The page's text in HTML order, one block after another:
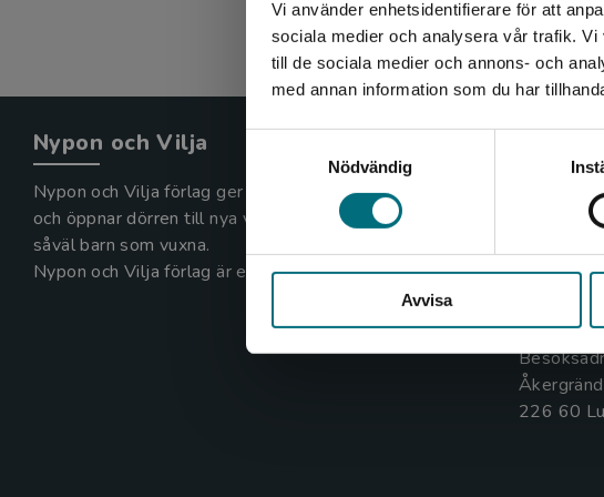
Vi använder enhetsidentifierare för att
sociala medier och analysera vår trafik.
till de sociala medier och annons- och
med annan information som du har
Nödvändig
Avvisa
Det
en enhet
utanför
Nypon och Vilja
Nypon och Vilja förlag ger ut böcker som väcker läslust
och öppnar dörren till nya världar och möjligheter för
såväl barn som vuxna.
Nypon och Vilja förlag är en del av Studentlitteratur.
Kontakta
046-31
Box 141